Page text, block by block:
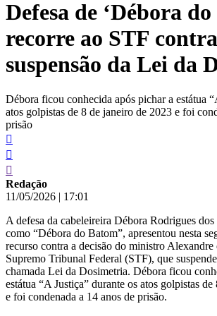
conteúdo
Defesa de ‘Débora
recorre ao STF contra
suspensão da Lei da
Débora ficou conhecida após pichar a estátua
atos golpistas de 8 de janeiro de 2023 e foi
prisão
Redação
11/05/2026 | 17:01
A defesa da cabeleireira Débora Rodrigues dos
como “Débora do Batom”, apresentou nesta
recurso contra a decisão do ministro Alexandre
Supremo Tribunal Federal (STF), que
chamada Lei da Dosimetria. Débora ficou
estátua “A Justiça” durante os atos golpistas
e foi condenada a 14 anos de prisão.